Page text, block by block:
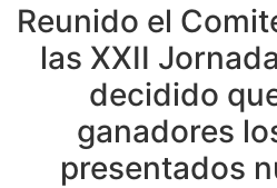
Reunido el
las XXII
decidido
ganadores
presentados